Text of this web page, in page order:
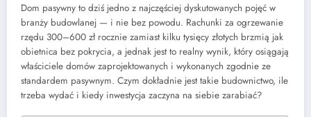
Dom pasywny to dziś jedno z najczęściej dyskutowanych pojęć w
branży budowlanej — i nie bez powodu. Rachunki za ogrzewanie
rzędu 300–600 zł rocznie zamiast kilku tysięcy złotych brzmią jak
obietnica bez pokrycia, a jednak jest to realny wynik, który osiągają
właściciele domów zaprojektowanych i wykonanych zgodnie ze
standardem pasywnym. Czym dokładnie jest takie budownictwo, ile
trzeba wydać i kiedy inwestycja zaczyna na siebie zarabiać?